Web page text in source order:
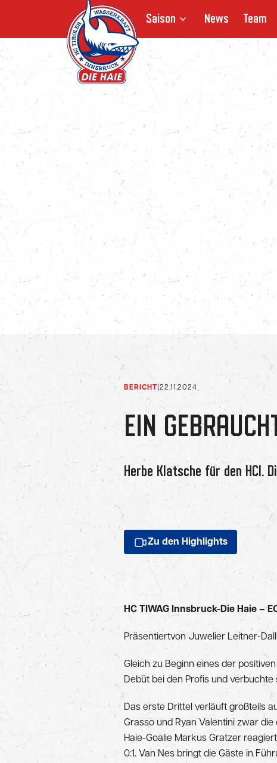
Saison News Team
BERICHT 22.11.2024
EIN
Herbe Klatsche für den HCI.
Zu den Highlights
HC TIWAG Innsbruck-Die Haie –
Präsentiertvon Juwelier Leitner-
Gleich zu Beginn eines der
Debüt bei den Profis und
Das erste Drittel verläuft großteils
Grasso und Ryan Valentini zwar
Haie-Goalie Markus Gratzer
0:1. Van Nes bringt die Gäste in